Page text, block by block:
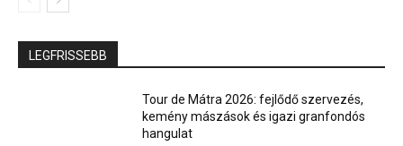
LEGFRISSEBB
Tour de Mátra 2026: fejlődő szervezés,
kemény mászások és igazi granfondós
hangulat